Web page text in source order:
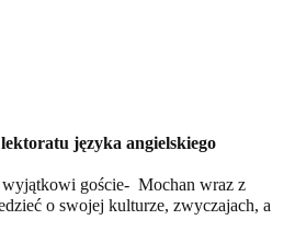
języka angielskiego
wyjątkowi goście- Mochan wraz z
o swojej kulturze, zwyczajach, a